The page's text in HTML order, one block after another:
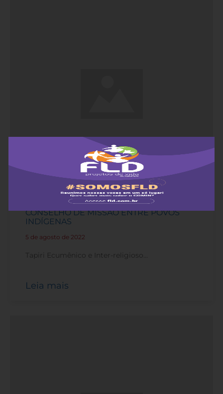
CONSELHO DE MISSÃO ENTRE POVOS
INDÍGENAS
5 de agosto de 2022
Tapiri Ecumênico e Inter-religioso…
Leia mais